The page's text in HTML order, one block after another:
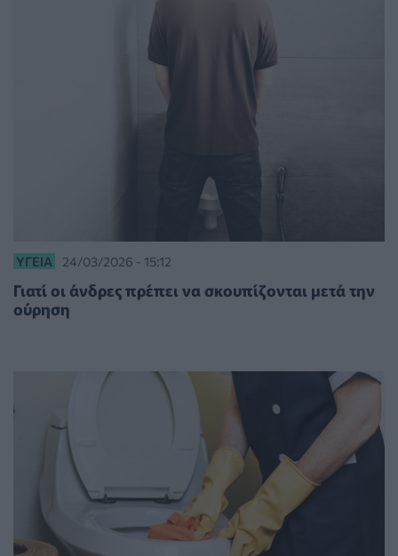
ΥΓΕΊΑ 24/03/2026 - 15:12
Γιατί οι άνδρες πρέπει να σκουπίζονται μετά την
ούρηση